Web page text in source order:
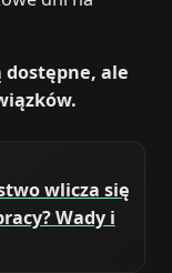
dostępne, ale
wlicza się
Wady i